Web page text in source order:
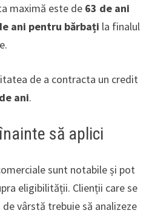
maximă este de 63 de ani
ani pentru bărbați la finalul
de a contracta un credit
ani.
să aplici
sunt notabile și pot
eligibilității. Clienții care se
vârstă trebuie să analizeze